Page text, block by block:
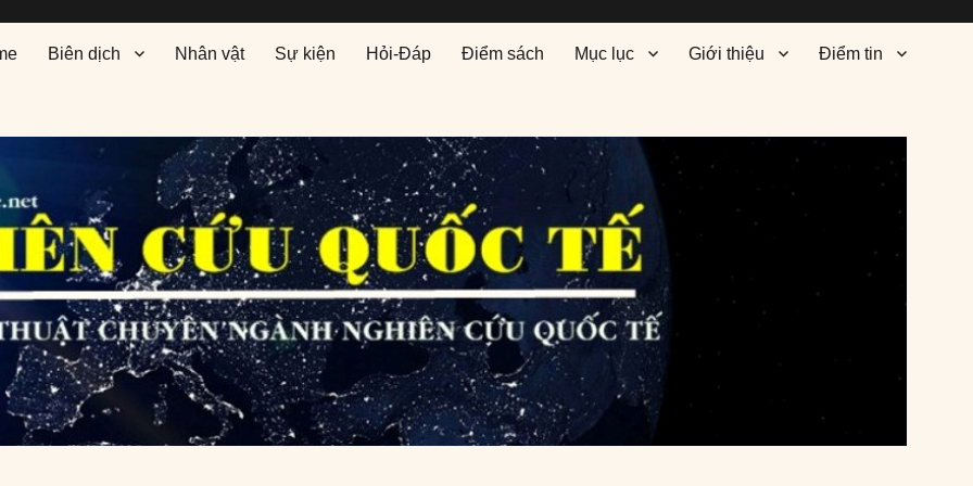
Biên dịch Nhân vật Sự kiện Hỏi-Đáp Điểm sách Mục lục Giới thiệu Điểm tin